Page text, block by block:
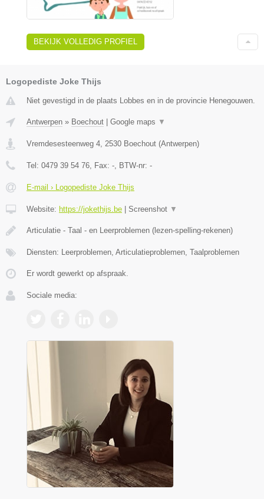
BEKIJK VOLLEDIG PROFIEL
Logopediste Joke Thijs
Niet gevestigd in de plaats Lobbes en in de provincie Henegouwen.
Antwerpen » Boechout Google maps ▼
Vremdesesteenweg 4, 2530 Boechout (Antwerpen)
Tel: 0479 39 54 76, Fax: -, BTW-nr: -
E-mail › Logopediste Joke Thijs
Website: https://jokethijs.be Screenshot ▼
Articulatie - Taal - en Leerproblemen (lezen-spelling-rekenen)
Diensten: Leerproblemen, Articulatieproblemen, Taalproblemen
Er wordt gewerkt op afspraak.
Sociale media: